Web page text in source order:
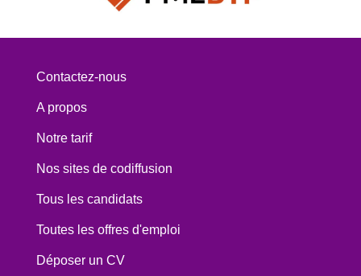
Contactez-nous
A propos
Notre tarif
Nos sites de codiffusion
Tous les candidats
Toutes les offres d'emploi
Déposer un CV